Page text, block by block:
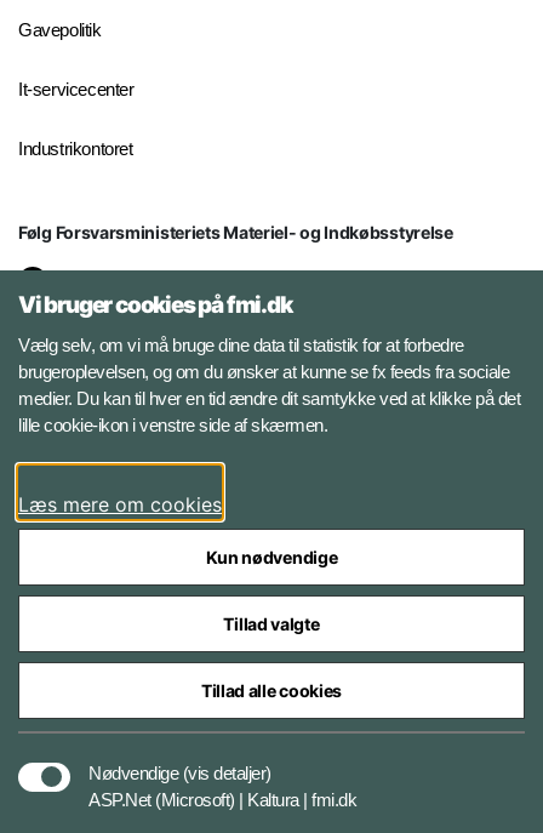
Gavepolitik
It-servicecenter
Industrikontoret
Følg Forsvarsministeriets Materiel- og Indkøbsstyrelse
Facebook
Instagram
YouTube
Styrelser og myndigheder under Forsvarsministeriet
Vi bruger cookies på fmi.dk
Vælg selv, om vi må bruge dine data til statistik for at forbedre
brugeroplevelsen, og om du ønsker at kunne se fx feeds fra sociale
medier. Du kan til hver en tid ændre dit samtykke ved at klikke på det
lille cookie-ikon i venstre side af skærmen.
Læs mere om cookies
Kun nødvendige
Tillad valgte
Tillad alle cookies
Nødvendige (vis detaljer)
ASP.Net (Microsoft) | Kaltura | fmi.dk